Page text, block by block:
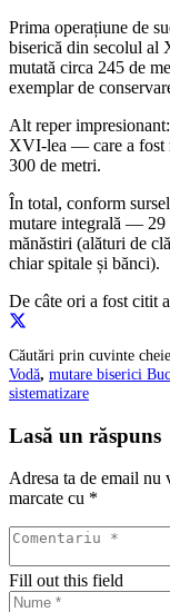
Prima operațiune de
biserică din secolul al
mutată circa 245 de
exemplar de
Alt reper
XVI-lea — care a fost
300 de metri.
În total, conform
mutare integrală — 29
mănăstiri (alături de
chiar spitale și bănci).
De câte ori a fost citit
Căutări prin cuvinte
Vodă, mutare biserici
sistematizare
Lasă un răspuns
Adresa ta de email nu
marcate cu *
Fill out this field